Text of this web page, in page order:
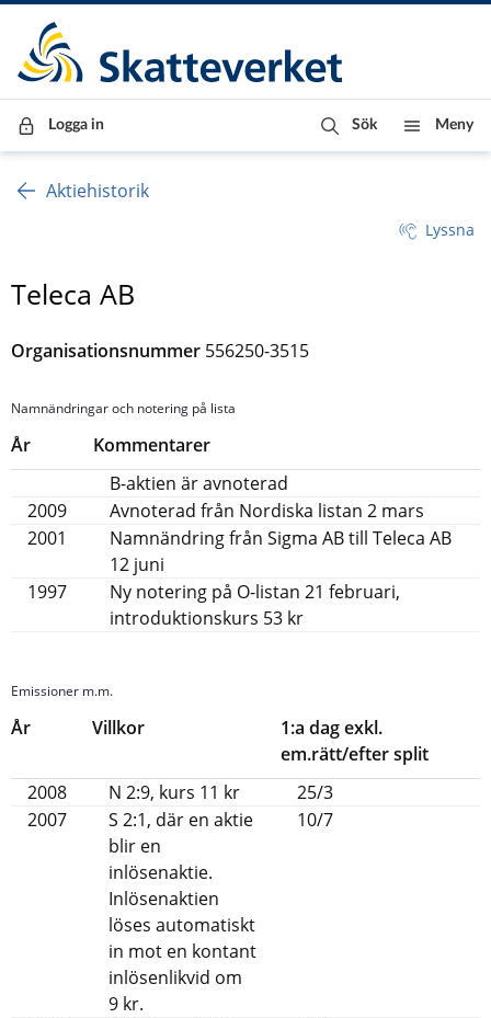
Till innehåll
Till navigationen
Till chattrobot
Logga in Sök Meny
Aktiehistorik
Lyssna
Teleca AB
Organisationsnummer 556250-3515
Namnändringar och notering på lista
År
Kommentarer
B-aktien är avnoterad
2009
Avnoterad från Nordiska listan 2 mars
2001
Namnändring från Sigma AB till Teleca AB
12 juni
1997
Ny notering på O-listan 21 februari,
introduktionskurs 53 kr
Emissioner m.m.
År Villkor
1:a dag exkl.
em.rätt/efter split
2008
N 2:9, kurs 11 kr
25/3
2007
S 2:1, där en aktie
blir en
inlösenaktie.
Inlösenaktien
löses automatiskt
in mot en kontant
inlösenlikvid om
9 kr.
10/7